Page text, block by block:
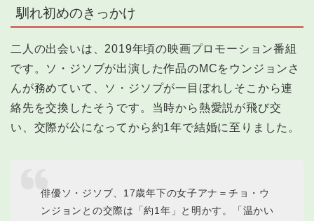
馴れ初めのきっかけ
二人の出会いは、2019年頃の映画プロモーション番組
です。ソ・ジソブが出演した作品のMCをウンジョンさ
んが務めていて、ソ・ジソプが一目ぼれしそこから連
絡先を交換したそうです。当時から熱愛説が飛び交
い、交際が公になってから約1年で結婚に至りました。
俳優ソ・ジソブ、17歳年下の女子アナ＝チョ・ウ
ンジョンとの交際は「約1年」と明かす。「温かい